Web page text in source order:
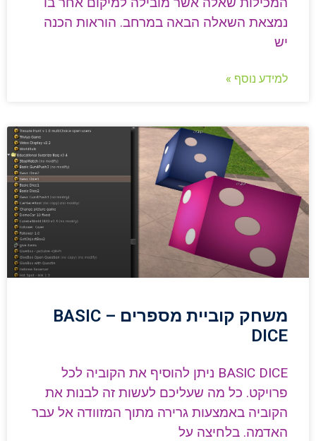
נמצאת השאלה הבאה במרחב. הוראות הכנה
יש
למידע נוסף »
משחק קוביית מספרים – BASIC
DICE
BASIC DICE ניתן להוסיף את הקוביה לכל
פרויקט. כל מה שעליכם לעשות זה לבנות את
הקוביה באמצעות גרירה מתוך המזוודה אל עבר
האדמה. בלחיצה על